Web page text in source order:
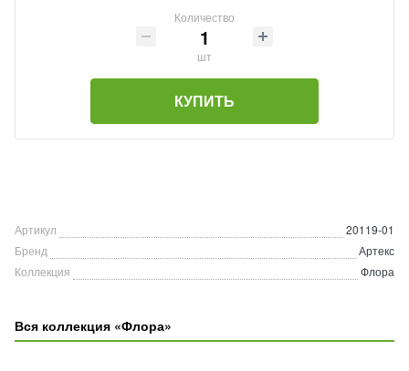
Количество
шт
КУПИТЬ
Артикул
20119-01
Бренд
Артекс
Коллекция
Флора
Вся коллекция «Флора»